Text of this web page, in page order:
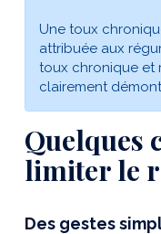
Une toux
attribuée aux
toux chronique et
clairement
Quelques
limiter le
Des gestes